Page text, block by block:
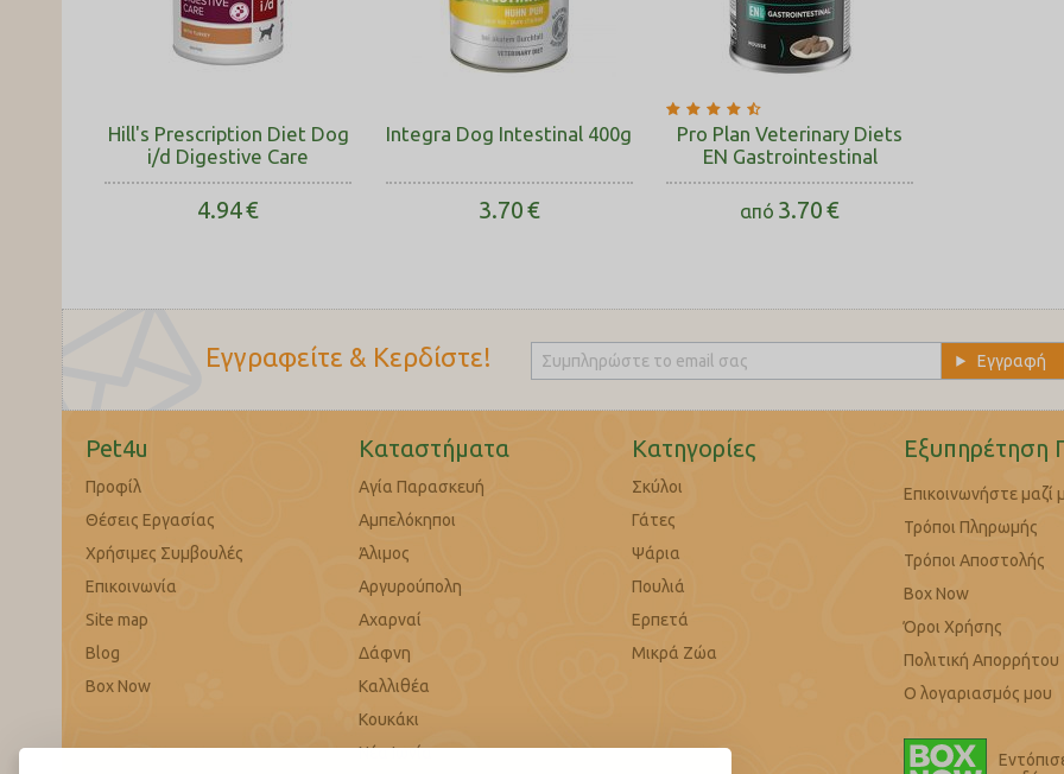
Hill's Prescription Diet Dog
i/d Digestive Care
4.94€
Integra Dog Intestinal 400g
3.70€
Pro Plan Veterinary Diets
EN Gastrointestinal
από 3.70€
Εγγραφείτε & Κερδίστε!
Pet4u
Προφίλ
Θέσεις Εργασίας
Χρήσιμες Συμβουλές
Επικοινωνία
Site map
Blog
Box Now
Καταστήματα
Αγία Παρασκευή
Αμπελόκηποι
Άλιμος
Αργυρούπολη
Αχαρναί
Δάφνη
Καλλιθέα
Κουκάκι
Νέα Ιωνία
Κατηγορίες
Σκύλοι
Γάτες
Ψάρια
Πουλιά
Ερπετά
Μικρά Ζώα
Εξυπηρέτηση
Επικοινωνήστε μαζί
Τρόποι Πληρωμής
Τρόποι Αποστολής
Box Now
Όροι Χρήσης
Πολιτική Απορρήτου
Ο λογαριασμός μου